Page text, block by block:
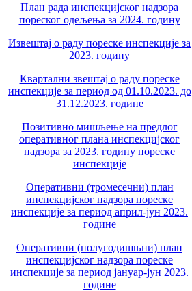
План рада инспекцијског надзора
пореског одељења за 2024. годину
Извештај о раду пореске инспекције за
2023. годину
Квартални звештај о раду пореске
инспекције за период од 01.10.2023. до
31.12.2023. године
Позитивно мишљење на предлог
оперативног плана инспекцијског
надзора за 2023. годину пореске
инспекције
Оперативни (тромесечни) план
инспекцијског надзора пореске
инспекције за период април-јун 2023.
године
Оперативни (полугодишњни) план
инспекцијског надзора пореске
инспекције за период јануар-јун 2023.
године